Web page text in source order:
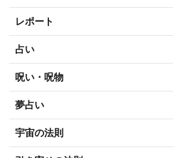
レポート
占い
呪い・呪物
夢占い
宇宙の法則